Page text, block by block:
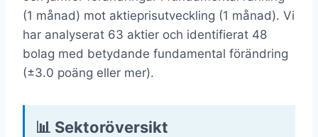
(1 månad) mot aktieprisutveckling (1 månad). Vi
har analyserat 63 aktier och identifierat 48
bolag med betydande fundamental förändring
(±3.0 poäng eller mer).
📊 Sektoröversikt